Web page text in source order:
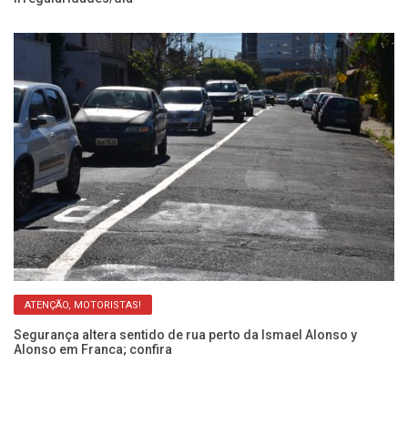
ATENÇÃO, MOTORISTAS!
Segurança altera sentido de rua perto da Ismael Alonso y
Alonso em Franca; confira